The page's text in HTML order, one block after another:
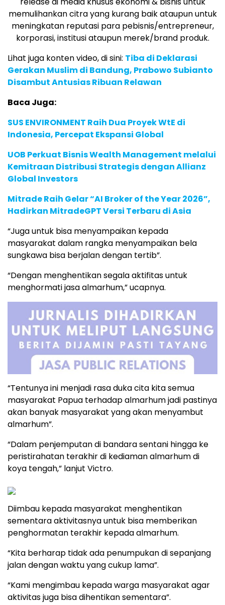
memulihankan citra yang kurang baik ataupun untuk
meningkatan reputasi para pebisnis/entrepreneur,
korporasi, institusi ataupun merek/brand produk.
Lihat juga konten video, di sini: Tiba di Deklarasi
Gerakan Muslim di Bandung, Prabowo Subianto
Disambut Antusias Ribuan Relawan
Baca Juga:
SUS ENVIRONMENT Raih Dua Proyek WtE di
Indonesia, Percepat Ekspansi Global
UOB Perkuat Bisnis Wealth Management melalui
Kemitraan Distribusi Strategis dengan Allianz
Global Investors
Mitrade Raih Gelar “AI Broker of the Year 2026”,
Hadirkan MitradeGPT Versi Terbaru di Asia
“Juga untuk bisa menyampaikan kepada
masyarakat dalam rangka menyampaikan bela
sungkawa bisa berjalan dengan tertib”.
“Dengan menghentikan segala aktifitas untuk
menghormati jasa almarhum,” ucapnya.
“Tentunya ini menjadi rasa duka cita kita semua
masyarakat Papua terhadap almarhum jadi pastinya
akan banyak masyarakat yang akan menyambut
almarhum”.
“Dalam penjemputan di bandara sentani hingga ke
peristirahatan terakhir di kediaman almarhum di
koya tengah,” lanjut Victro.
Diimbau kepada masyarakat menghentikan
sementara aktivitasnya untuk bisa memberikan
penghormatan terakhir kepada almarhum.
“Kita berharap tidak ada penumpukan di sepanjang
jalan dengan waktu yang cukup lama”.
“Kami mengimbau kepada warga masyarakat agar
aktivitas juga bisa dihentikan sementara”.